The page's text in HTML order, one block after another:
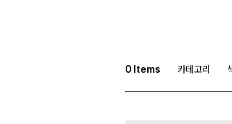
0 Items 카테고리